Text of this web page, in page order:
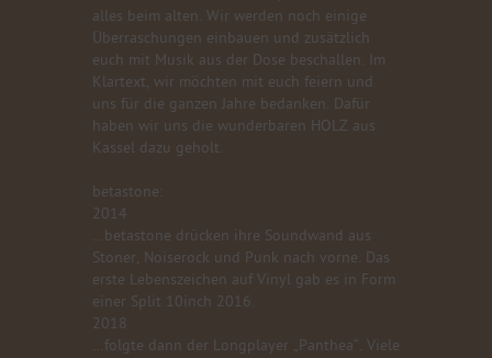
alles beim alten. Wir werden noch einige
Überraschungen einbauen und zusätzlich
euch mit Musik aus der Dose beschallen. Im
Klartext, wir möchten mit euch feiern und
uns für die ganzen Jahre bedanken. Dafür
haben wir uns die wunderbaren HOLZ aus
Kassel dazu geholt.
betastone:
2014
…betastone drücken ihre Soundwand aus
Stoner, Noiserock und Punk nach vorne. Das
erste Lebenszeichen auf Vinyl gab es in Form
einer Split 10inch 2016.
2018
…folgte dann der Longplayer „Panthea“. Viele